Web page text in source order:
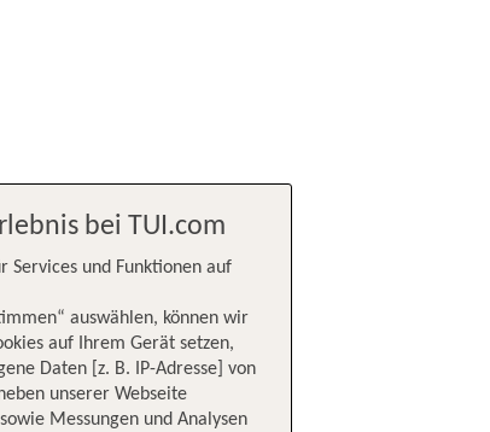
bei TUI.com
Services und Funktionen auf
auswählen, können wir
auf Ihrem Gerät setzen,
Daten [z. B. IP-Adresse] von
unserer Webseite
Messungen und Analysen